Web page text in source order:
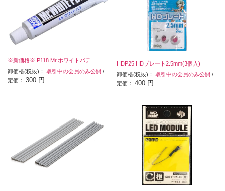
※新価格※ P118 Mr.ホワイトパテ
卸価格(税抜)： 取引中の会員のみ公開 /
定価： 300 円
HDP25 HDプレート2.5mm(3個入)
卸価格(税抜)：取引中の会員のみ公開 /
定価：400 円